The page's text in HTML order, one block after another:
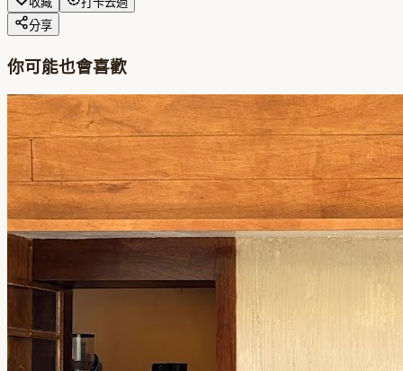
分享
你可能也會喜歡